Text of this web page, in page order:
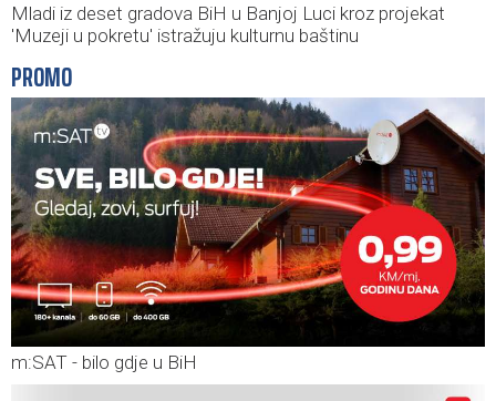
Mladi iz deset gradova BiH u Banjoj Luci kroz projekat
'Muzeji u pokretu' istražuju kulturnu baštinu
PROMO
m:SAT - bilo gdje u BiH